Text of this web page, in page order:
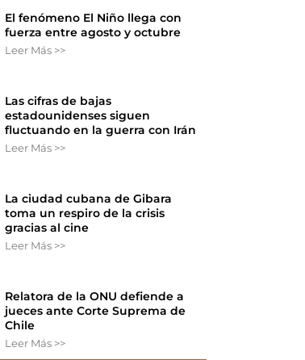
El fenómeno El Niño llega con
fuerza entre agosto y octubre
Leer Más >>
Las cifras de bajas
estadounidenses siguen
fluctuando en la guerra con Irán
Leer Más >>
La ciudad cubana de Gibara
toma un respiro de la crisis
gracias al cine
Leer Más >>
Relatora de la ONU defiende a
jueces ante Corte Suprema de
Chile
Leer Más >>